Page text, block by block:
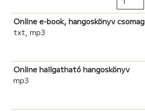
Online e-book, hangoskönyv csomag
txt, mp3
Online hallgatható hangoskönyv
mp3